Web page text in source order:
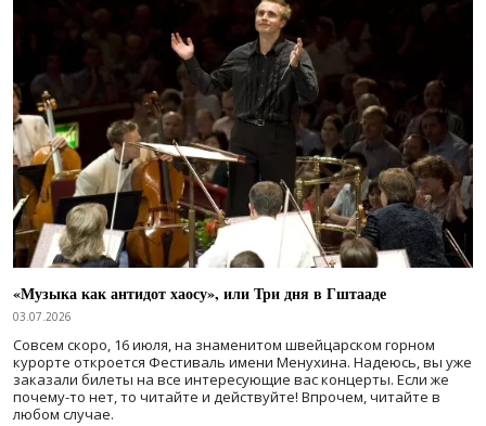
«Музыка как антидот хаосу», или Три дня в Гштааде
03.07.2026
Совсем скоро, 16 июля, на знаменитом швейцарском горном
курорте откроется Фестиваль имени Менухина. Надеюсь, вы уже
заказали билеты на все интересующие вас концерты. Если же
почему-то нет, то читайте и действуйте! Впрочем, читайте в
любом случае.